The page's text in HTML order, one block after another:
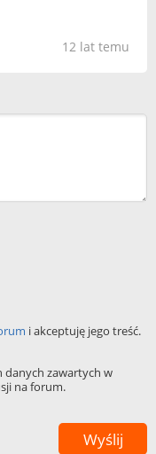
12 lat temu
i akceptuję jego treść.
danych zawartych w
na forum.